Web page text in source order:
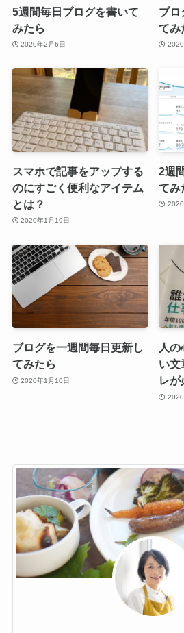
5週間毎日ブログを書いて
みたら
2020年2月6日
ブロ
てみ
スマホで記事をアップする
のにすごく便利なアイテム
とは？
2020年1月19日
2週
てみ
ブログを一週間毎日更新し
てみたら
2020年1月10日
人
い文
レが